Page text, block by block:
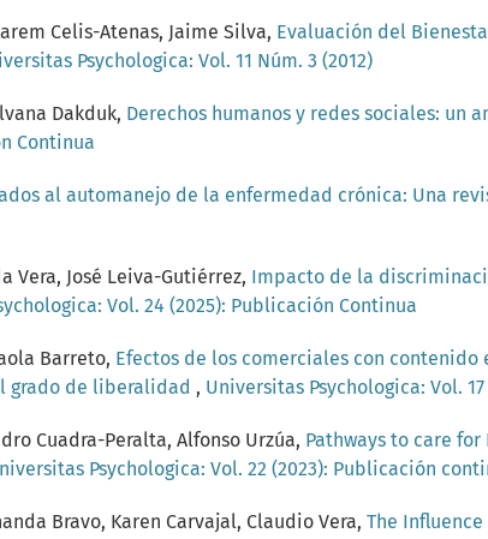
Celis-Atenas, Jaime Silva, Evaluación del
Psychologica: Vol. 11 Núm. 3 (2012)
Dakduk, Derechos humanos y redes sociales: un
Continua
al automanejo de la enfermedad crónica: Una
Vera, José Leiva-Gutiérrez, Impacto de la
Vol. 24 (2025): Publicación Continua
Barreto, Efectos de los comerciales con
grado de liberalidad , Universitas Psychologica: Vol.
Cuadra-Peralta, Alfonso Urzúa, Pathways to care
Psychologica: Vol. 22 (2023): Publicación
Bravo, Karen Carvajal, Claudio Vera, The